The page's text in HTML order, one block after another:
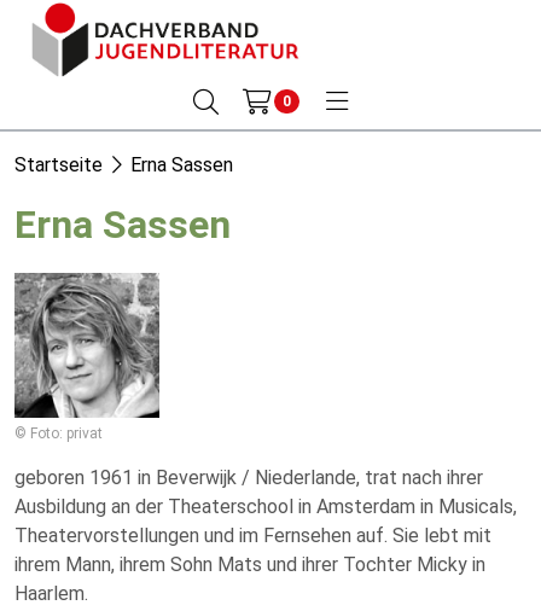
0
Startseite Erna Sassen
Erna Sassen
© Foto: privat
geboren 1961 in Beverwijk / Niederlande, trat nach ihrer
Ausbildung an der Theaterschool in Amsterdam in Musicals,
Theatervorstellungen und im Fernsehen auf. Sie lebt mit
ihrem Mann, ihrem Sohn Mats und ihrer Tochter Micky in
Haarlem.